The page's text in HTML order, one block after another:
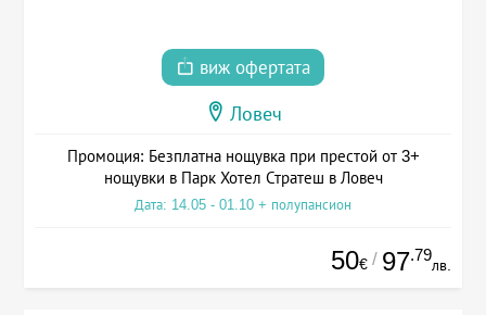
виж офертата
Ловеч
Промоция: Безплатна нощувка при престой от 3+
нощувки в Парк Хотел Стратеш в Ловеч
Дата: 14.05 - 01.10 + полупансион
50€ / 97.79
лв.